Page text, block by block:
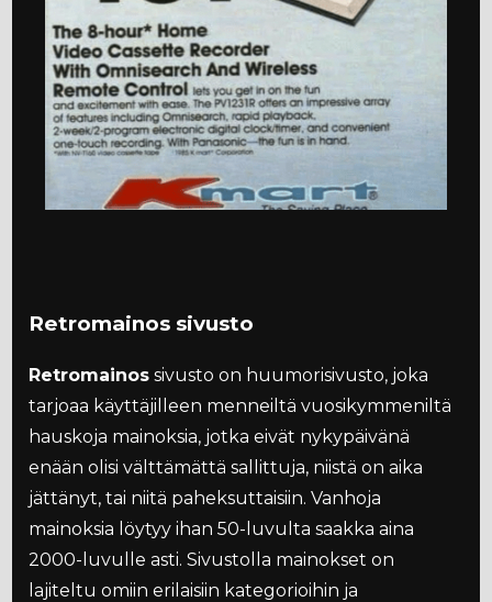
Retromainos sivusto
Retromainos sivusto on huumorisivusto, joka
tarjoaa käyttäjilleen menneiltä vuosikymmeniltä
hauskoja mainoksia, jotka eivät nykypäivänä
enään olisi välttämättä sallittuja, niistä on aika
jättänyt, tai niitä paheksuttaisiin. Vanhoja
mainoksia löytyy ihan 50-luvulta saakka aina
2000-luvulle asti. Sivustolla mainokset on
lajiteltu omiin erilaisiin kategorioihin ja